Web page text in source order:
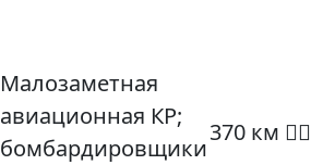
Малозаметная
авиационная КР;
бомбардировщики
370 км 